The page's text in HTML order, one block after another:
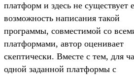
платформ и здесь не существует
возможность написания такой
программы, совместимой со
платформами, автор оценивает
скептически. Вместе с тем, для
одной заданной платформы с